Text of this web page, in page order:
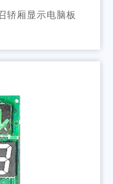
轿厢显示电脑板